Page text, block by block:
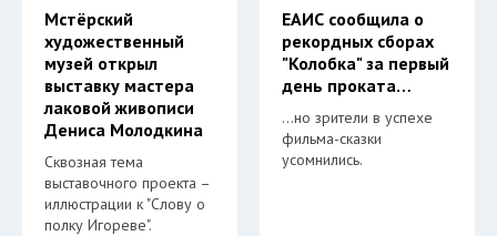
Мстёрский
художественный
музей открыл
выставку мастера
лаковой живописи
Дениса Молодкина
Сквозная тема
выставочного проекта –
иллюстрации к "Слову о
полку Игореве".
ЕАИС сообщила о
рекордных сборах
"Колобка" за первый
день проката…
…но зрители в успехе
фильма-сказки
усомнились.